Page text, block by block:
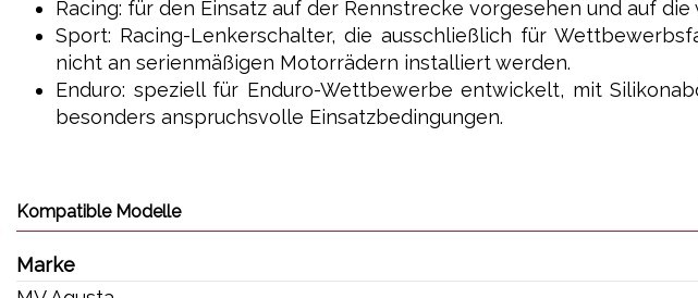
Racing: für den Einsatz auf der Rennstrecke vorgesehen und auf
Sport: Racing-Lenkerschalter, die ausschließlich für
nicht an serienmäßigen Motorrädern installiert werden.
Enduro: speziell für Enduro-Wettbewerbe entwickelt, mit
besonders anspruchsvolle Einsatzbedingungen.
Kompatible Modelle
Marke